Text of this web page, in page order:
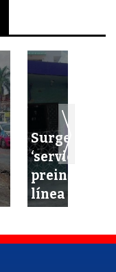
Surgen
‘servicio’
línea